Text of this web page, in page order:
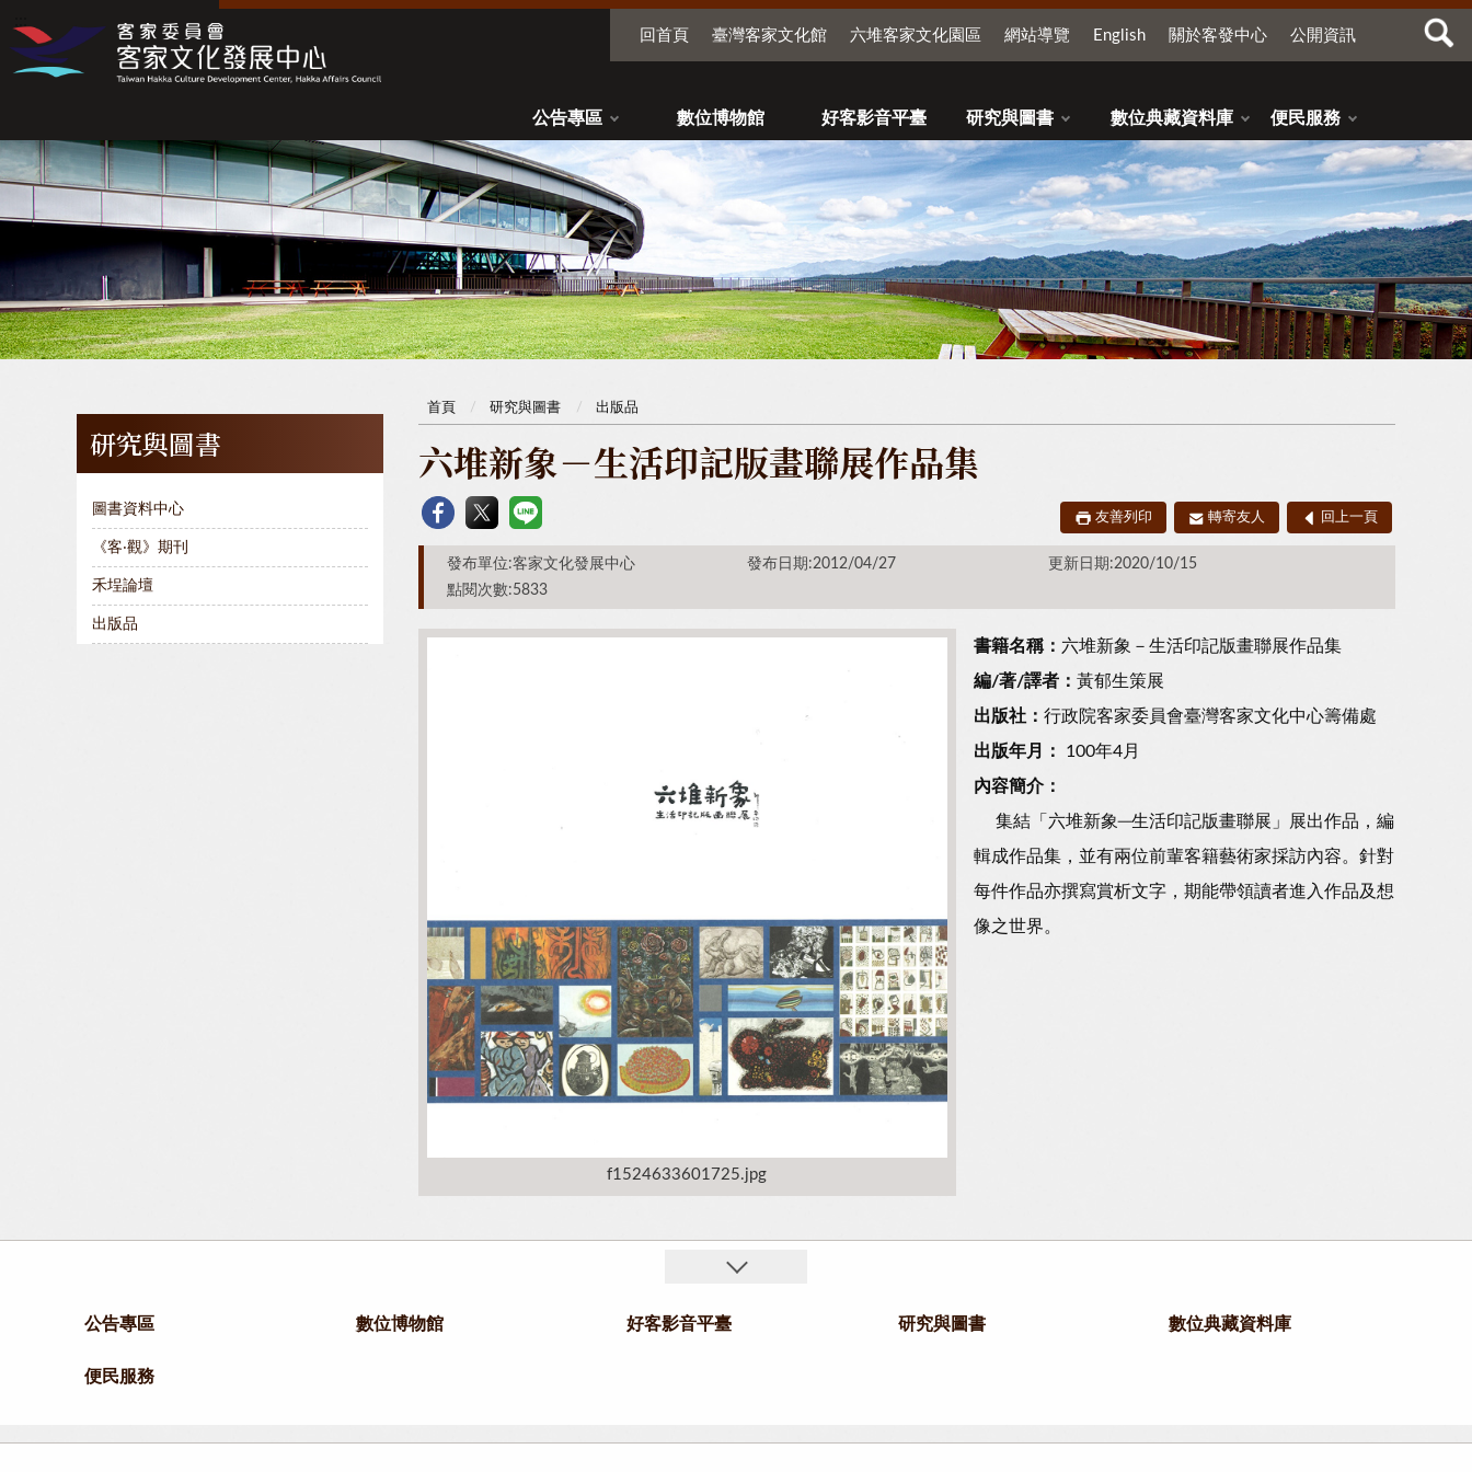
回首頁 臺灣客家文化館 六堆客家文化園區 網站導覽 English 關於客發中心 公開資訊
公告專區 數位博物館 好客影音平臺 研究與圖書 數位典藏資料庫 便民服務
研究與圖書
圖書資料中心
《客‧觀》期刊
禾埕論壇
出版品
首頁 研究與圖書 出版品
六堆新象－生活印記版畫聯展作品集
友善列印 轉寄友人 回上一頁
發布單位:客家文化發展中心 發布日期:2012/04/27
更新日期:2020/10/15
點閱次數:5833
f1524633601725.jpg
書籍名稱： 六堆新象－生活印記版畫聯展作品集
編/著/譯者： 黃郁生策展
出版社： 行政院客家委員會臺灣客家文化中心籌備處
出版年月： 100年4月
內容簡介：
集結「六堆新象─生活印記版畫聯展」展出作品，編
輯成作品集，並有兩位前輩客籍藝術家採訪內容。針對
每件作品亦撰寫賞析文字，期能帶領讀者進入作品及想
像之世界。
公告專區 數位博物館 好客影音平臺 研究與圖書 數位典藏資料庫
便民服務